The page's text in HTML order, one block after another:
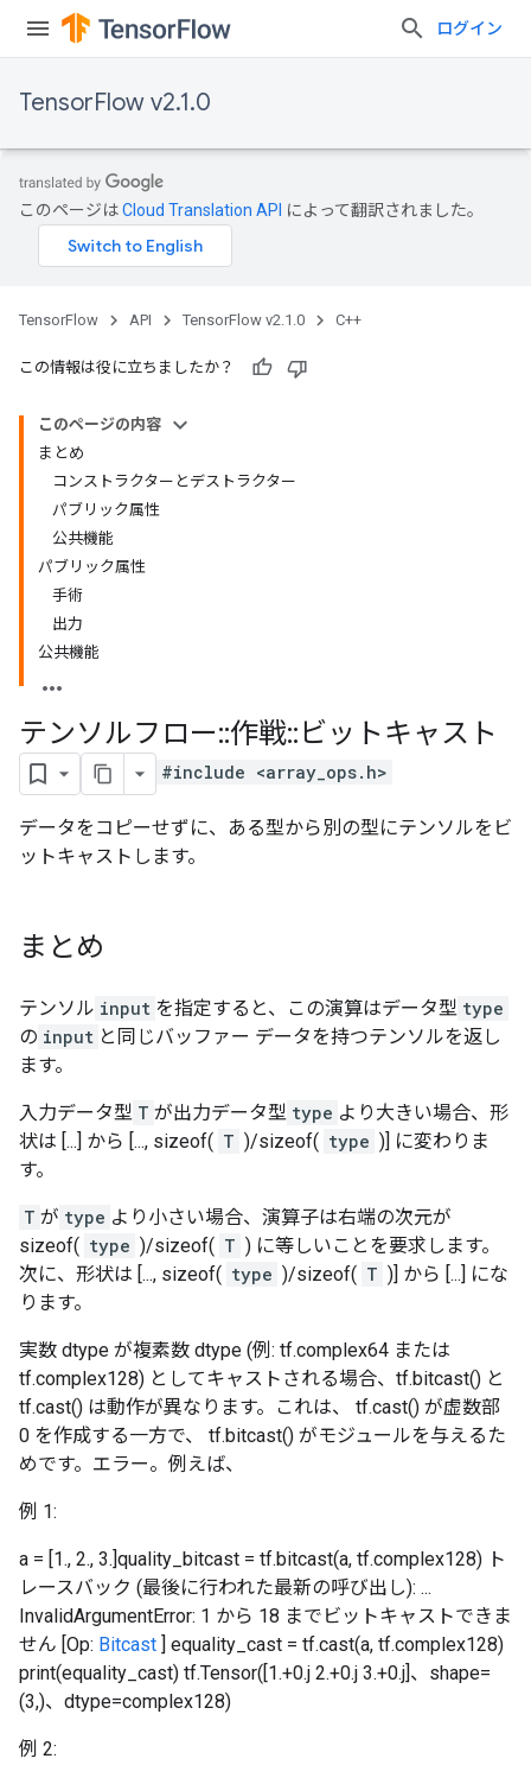
ログイン
TensorFlow v2.1.0
このページはCloud Translation API によって翻訳されました。
TensorFlow API TensorFlow v2.1.0 C++
この情報は役に立ちましたか？
このページの内容
まとめ
コンストラクターとデストラクター
パブリック属性
公共機能
パブリック属性
手術
出力
公共機能
テンソルフロー::作戦::ビットキャスト
#include <array_ops.h>
データをコピーせずに、ある型から別の型にテンソルをビ
ットキャストします。
まとめ
テンソル input を指定すると、この演算はデータ型 type
の input と同じバッファー データを持つテンソルを返し
ます。
入力データ型 T が出力データ型 type より大きい場合、形
状は [...] から [..., sizeof( T )/sizeof( type )] に変わりま
す。
T が type より小さい場合、演算子は右端の次元が
sizeof( type )/sizeof( T ) に等しいことを要求します。
次に、形状は [..., sizeof( type )/sizeof( T )] から [...] にな
ります。
実数 dtype が複素数 dtype (例: tf.complex64 または
tf.complex128) としてキャストされる場合、tf.bitcast() と
tf.cast() は動作が異なります。これは、 tf.cast() が虚数部
0 を作成する一方で、 tf.bitcast() がモジュールを与えるた
めです。エラー。例えば、
例 1:
a = [1., 2., 3.]quality_bitcast = tf.bitcast(a, tf.complex128) ト
レースバック (最後に行われた最新の呼び出し): ...
InvalidArgumentError: 1 から 18 までビットキャストできま
せん [Op: Bitcast ] equality_cast = tf.cast(a, tf.complex128)
print(equality_cast) tf.Tensor([1.+0.j 2.+0.j 3.+0.j]、shape=
(3,)、dtype=complex128)
例 2: